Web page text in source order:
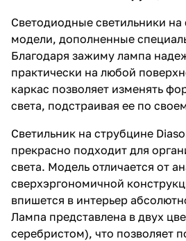
Светодиодные светильники на
модели, дополненные
Благодаря зажиму лампа
практически на любой
каркас позволяет изменять
света, подстраивая ее по
Светильник на струбцине
прекрасно подходит для
света. Модель отличается от
сверхэргономичной
впишется в интерьер
Лампа представлена в двух
серебристом), что позволяет